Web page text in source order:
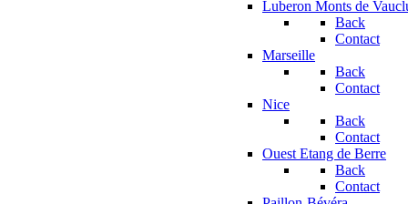
Luberon Monts de
Back
Contact
Marseille
Back
Contact
Nice
Back
Contact
Ouest Etang de Berre
Back
Contact